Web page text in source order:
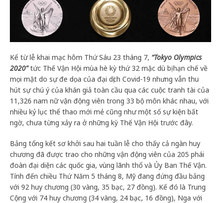
Kể từ lễ khai mạc hôm Thứ Sáu 23 tháng 7, “Tokyo Olympics
2020”tức Thế Vận Hội mùa hè kỳ thứ 32 mặc dù bị hạn chế về
mọi mặt do sự đe dọa của đại dịch Covid-19 nhưng vẫn thu
hút sự chú ý của khán giả toàn cầu qua các cuộc tranh tài của
11,326 nam nữ vận động viên trong 33 bộ môn khác nhau, với
nhiều kỷ lục thể thao mới mẻ cũng như một số sự kiện bất
ngờ, chưa từng xảy ra ở những kỳ Thế Vận Hội trước đây.
Bảng tổng kết sơ khởi sau hai tuần lễ cho thấy cả ngàn huy
chương đã được trao cho những vận động viên của 205 phái
đoàn đại diện các quốc gia, vùng lãnh thổ và Ủy Ban Thế Vận.
Tính đến chiều Thứ Năm 5 tháng 8, Mỹ đang đứng đầu bảng
với 92 huy chương (30 vàng, 35 bạc, 27 đồng). Kế đó là Trung
Cộng với 74 huy chương (34 vàng, 24 bạc, 16 đồng), Nga với